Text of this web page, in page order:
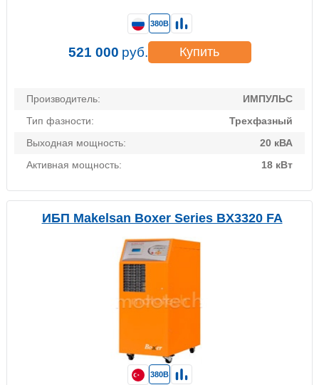
Производитель:
ИМПУЛЬС
Тип фазности:
Трехфазный
Выходная мощность:
20 кВА
Активная мощность:
18 кВт
380В
521 000 руб. Купить
ИБП Makelsan Boxer Series BX3320 FA
380В